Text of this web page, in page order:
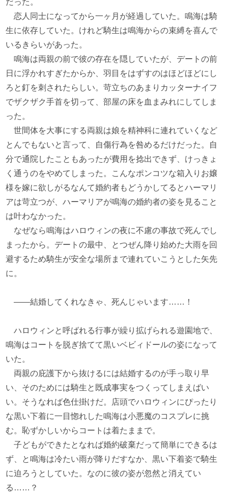
だった。
恋人同士になってから一ヶ月が経過していた。鳴海は騎
生に依存していた。けれど騎生は鳴海からの束縛を喜んで
いるきらいがあった。
鳴海は両親の前で彼の存在を隠していたが、デートの前
日に浮かれすぎたからか、羽目をはずすのはほどほどにし
ろと釘を刺されたらしい。苛立ちのあまりカッターナイフ
でザクザク手首を切って、部屋の床を血まみれにしてしま
った。
世間体を大事にする両親は娘を精神科に連れていくなど
とんでもないと言って、自傷行為を咎めるだけだった。自
分で通院したこともあったが費用を捻出できず、けっきょ
く通うのをやめてしまった。こんなポンコツな箱入りお嬢
様を嫁に欲しがるなんて婚約者もどうかしてるとハーマリ
アは苛立つが、ハーマリアが鳴海の婚約者の姿を見ること
は叶わなかった。
なぜなら鳴海はハロウィンの夜に不慮の事故で死んでし
まったから。デートの最中、とつぜん降り始めた大雨を回
避するため騎生が安全な場所まで連れていこうとした矢先
に。
――結婚してくれなきゃ、死んじゃいます……！
ハロウィンと呼ばれる行事が繰り拡げられる遊園地で、
鳴海はコートを脱ぎ捨てて黒いベビィドールの姿になって
いた。
両親の庇護下から抜けるには結婚するのが手っ取り早
い、そのためには騎生と既成事実をつくってしまえばい
い。そうなれば色仕掛けだ。店頭でハロウィンにぴったり
な黒い下着に一目惚れした鳴海は小悪魔のコスプレに挑
む。恥ずかしいからコートは着たままで。
子どもができたとなれば婚約破棄だって簡単にできるは
ず、と鳴海は冷たい雨が降りだすなか、黒い下着姿で騎生
に迫ろうとしていた。なのに彼の姿が忽然と消えてい
る……？